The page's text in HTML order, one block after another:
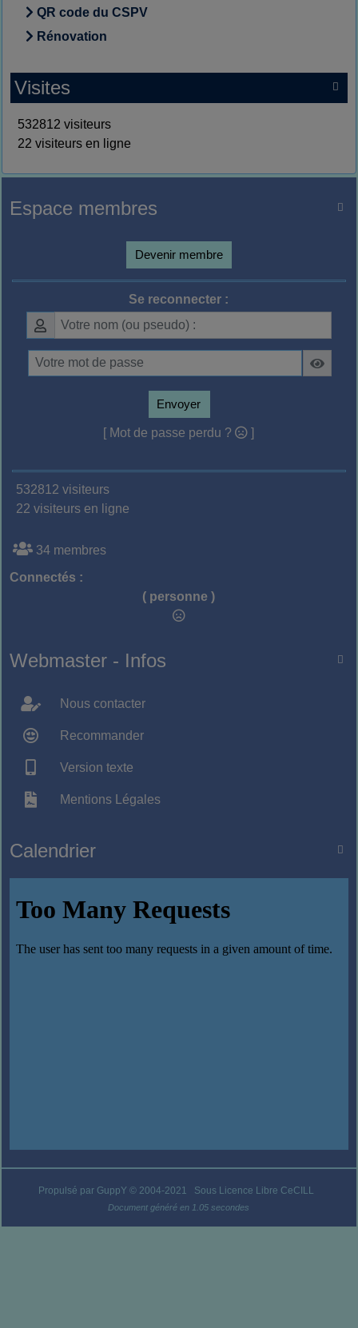
QR code du CSPV
Rénovation

Visites
532812 visiteurs
22 visiteurs en ligne

Espace membres
Devenir membre
Se reconnecter :
Envoyer
[ Mot de passe perdu ? ]
532812 visiteurs
22 visiteurs en ligne
34 membres
Connectés :
( personne )

Webmaster - Infos
Nous contacter
Recommander
Version texte
Mentions Légales

Calendrier
Propulsé par GuppY© 2004-2021 Sous Licence Libre CeCILL
Document généré en 1.05 secondes